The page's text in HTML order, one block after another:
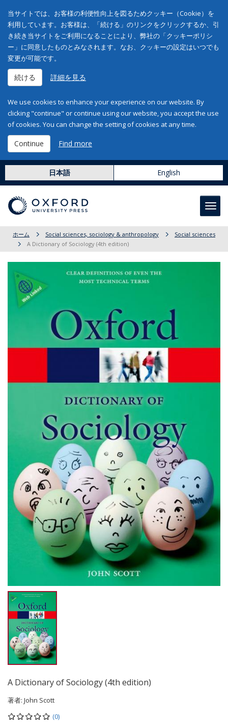
当サイトでは、お客様の利便性向上を図るためクッキー（Cookie）を
利用しています。お客様は、「続ける」のリンクをクリックするか、引
き続き当サイトをご利用になることにより、弊社の「クッキーポリシ
ー」に同意したものとみなされます。なお、クッキーの設定はいつでも
変更が可能です。
続ける 詳細を見る
We use cookies to enhance your experience on our website. By
clicking "continue" or continue using our website, you accept the use
of cookies. You can change the setting of cookies at any time.
Continue Find more
日本語 English
ホーム Social sciences, sociology & anthropology
Social sciences
A Dictionary of Sociology (4th edition)
A Dictionary of Sociology (4th edition)
著者: John Scott
(0)